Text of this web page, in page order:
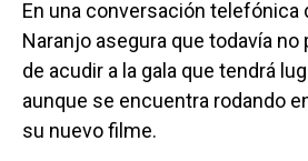
En una conversación telefónica
Naranjo asegura que todavía no
de acudir a la gala que tendrá
aunque se encuentra rodando
su nuevo filme.